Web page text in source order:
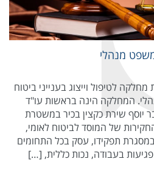
משפט מנהלי
לטיפול וייצוג בענייני ביטוח
המחלקה הינה בראשות עו"ד
יוסף שירת כקצין בכיר במשטרת
של המוסד לביטוח לאומי,
תפקידו, עסק בכל התחומים
בעבודה, נכות כללית, […]